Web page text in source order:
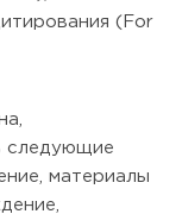
(For
следующие
материалы